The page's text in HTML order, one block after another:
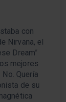
con
Nirvana, el
Dream”
mejores
Quería
de su